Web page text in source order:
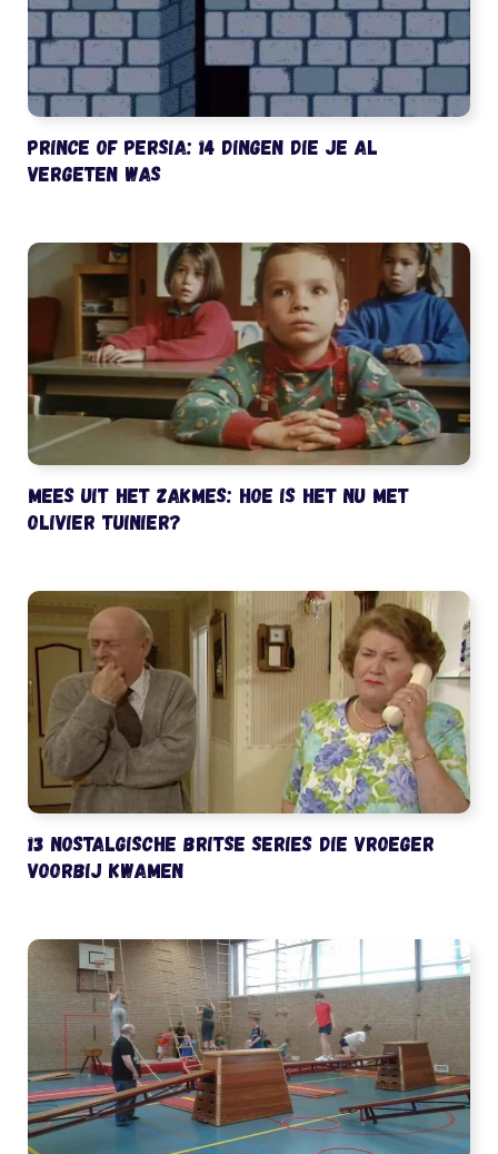
Prince of Persia: 14 dingen die je al
vergeten was
Mees uit het Zakmes: hoe is het nu met
Olivier Tuinier?
13 nostalgische Britse series die vroeger
voorbij kwamen